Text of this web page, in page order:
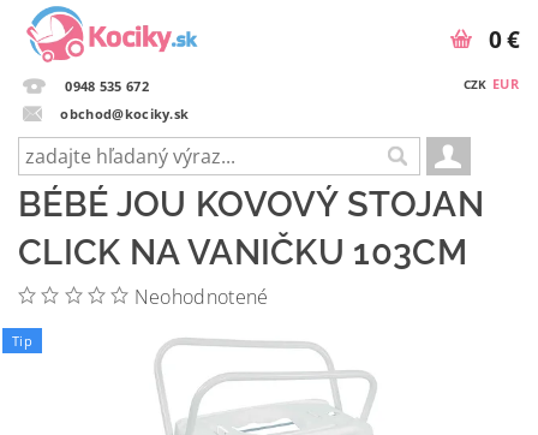
0948 535 672
obchod@kociky.sk
CZK EUR
0 €
BÉBÉ JOU KOVOVÝ STOJAN
CLICK NA VANIČKU 103CM
Neohodnotené
Tip